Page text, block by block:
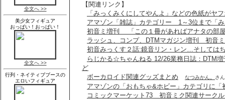
【関連リンク】
「みっくみくにしてやんよ」などの色紙がヤ
アマゾン「雑誌」カテゴリー 1～3位まで「
初音ミ増刊 「この１冊があればアナタの部
ラッシュ、コンプ、DTMマガジン増刊 初音
初音みっくす２話:鏡音リン・レン…そしては
らじかる☆ちゃんねる 12/26業務日誌：DTM
ど
ボーカロイド関連グッズまとめ
なつみかん。 さん
アマゾンの「おもちゃ&ホビー」カテゴリに「
コミックマーケット73 初音ミク関連サーク